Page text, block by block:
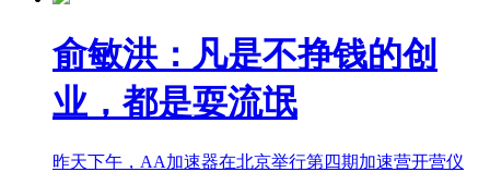
俞敏洪：凡是不挣钱的创
业，都是耍流氓
昨天下午，AA加速器在北京举行第四期加速营开营仪